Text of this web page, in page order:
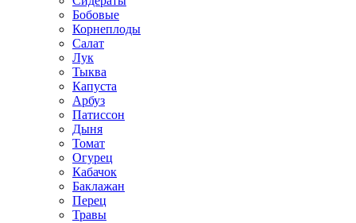
Бобовые
Корнеплоды
Салат
Лук
Тыква
Капуста
Арбуз
Патиссон
Дыня
Томат
Огурец
Кабачок
Баклажан
Перец
Травы